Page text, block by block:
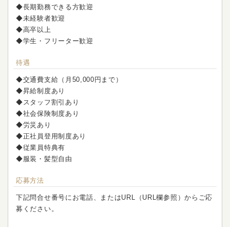
◆長期勤務できる方歓迎
◆未経験者歓迎
◆高卒以上
◆学生・フリーター歓迎
待遇
◆交通費支給（月50,000円まで）
◆昇給制度あり
◆スタッフ割引あり
◆社会保険制度あり
◆労災あり
◆正社員登用制度あり
◆従業員特典有
◆服装・髪型自由
応募方法
下記問合せ番号にお電話、またはURL（URL欄参照）からご応
募ください。